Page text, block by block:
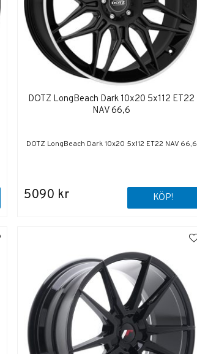
DOTZ LongBeach Dark 10x20 5x112 ET22
NAV 66,6
DOTZ LongBeach Dark 10x20 5x112 ET22 NAV 66,6
5090 kr KÖP!